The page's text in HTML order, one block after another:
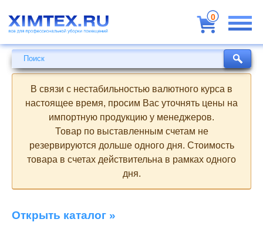
для
профессиональной
уборки
помещений
Поиск
В связи с нестабильностью валютного курса в
настоящее время, просим Вас уточнять цены на
импортную продукцию у менеджеров.
Товар по выставленным счетам не
резервируются дольше одного дня. Стоимость
товара в счетах действительна в рамках одного
дня.
Открыть каталог »
Поиск
0